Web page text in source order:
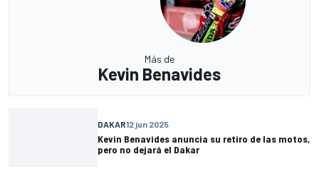
Más de
Kevin Benavides
DAKAR12 jun 2025
Kevin Benavides anuncia su retiro de las motos,
pero no dejará el Dakar